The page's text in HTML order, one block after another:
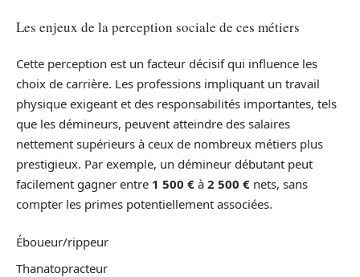
Les enjeux de la perception sociale de ces métiers
Cette perception est un facteur décisif qui influence les
choix de carrière. Les professions impliquant un travail
physique exigeant et des responsabilités importantes, tels
que les démineurs, peuvent atteindre des salaires
nettement supérieurs à ceux de nombreux métiers plus
prestigieux. Par exemple, un démineur débutant peut
facilement gagner entre 1 500 € à 2 500 € nets, sans
compter les primes potentiellement associées.
Éboueur/rippeur
Thanatopracteur